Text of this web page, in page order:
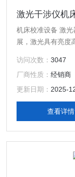
激光干涉仪机
机床校准设备 激光器的出现，使古老的干涉技术得到迅速发
展，激光具有亮度
广泛：精密长度、
杠的检测；精密仪
正；大规模集成电
尺寸的测量等。
访问次数：3047
厂商性质：经销商
更新日期： 2025-
查看详情